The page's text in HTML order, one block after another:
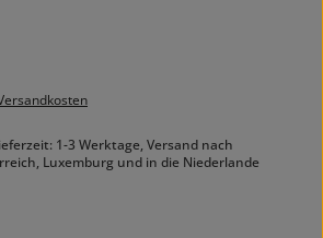
1-3 Werktage, Versand nach
Luxemburg und in die Niederlande